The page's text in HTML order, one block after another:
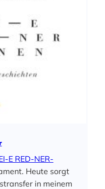
E RED-NER-
Heute sorgt
in meinem